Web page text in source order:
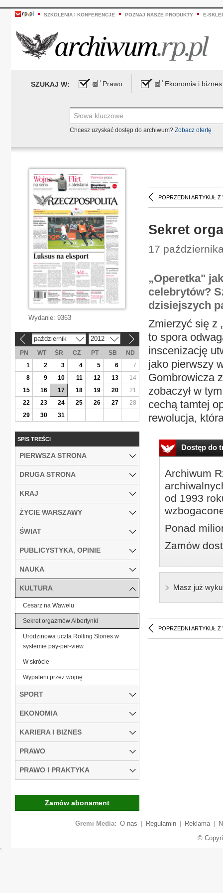
SZKOLENIA I KONFERENCJE POZNAJ NASZE PRODUKTY E-
SZUKAJ W: Prawo Ekonomia i biznes
Chcesz uzyskać dostęp do archiwum? Zobacz ofertę
POPRZEDNI ARTYKUŁ Z
Sekret
17
„Operetka"
celebrytów?
dzisiejszych
Zmierzyć się z
to spora
inscenizację
jako pierwszy
Gombrowicza
zobaczył w
cechą tamtej
rewolucja,
Dostęp do
Archiwum
od 1993
Ponad
Zamów
Masz już
POPRZEDNI ARTYKUŁ Z
Wydanie: 9363
październik 2012
PN WT ŚR CZ PT SB
ND
1
2 3 4 5 6
7
8
9 10 11 12 13
14
15
16 17 18 19 20
21
22
23 24 25 26 27
28
29
30 31
SPIS TREŚCI
PIERWSZA STRONA
DRUGA STRONA
KRAJ
ŻYCIE WARSZAWY
ŚWIAT
PUBLICYSTYKA, OPINIE
NAUKA
KULTURA
Cesarz na Wawelu
Sekret orgazmów Albertynki
Urodzinowa uczta Rolling Stones w
systemie pay-per-view
W skrócie
Wypaleni przez wojnę
SPORT
EKONOMIA
KARIERA I BIZNES
PRAWO
PRAWO I PRAKTYKA
Zamów abonament
Gremi Media: O nas Regulamin Reklama
©